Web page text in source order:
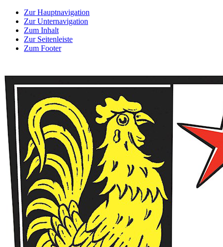
Zur Hauptnavigation
Zur Unternavigation
Zum Inhalt
Zur Seitenleiste
Zum Footer